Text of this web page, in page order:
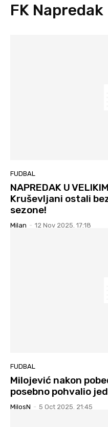
FK Napredak
FUDBAL
NAPREDAK U
Kruševljani ostali
sezone!
Milan - 12 Nov 2025. 17:18
FUDBAL
Milojević nakon
posebno pohvalio
MilosN - 5 Oct 2025. 21:45